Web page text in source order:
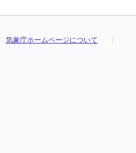
気象庁ホームページについて